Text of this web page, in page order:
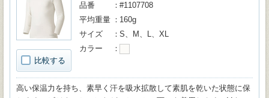
比較する
品番
#1107708
平均重量
160g
サイズ
S、M、L、XL
カラー
高い保温力を持ち、素早く汗を吸水拡散して素肌を乾いた状態に保